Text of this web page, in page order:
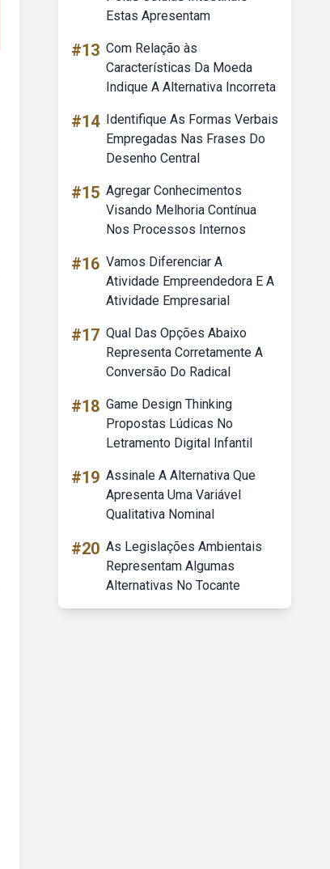
Estas Apresentam
#13 Com Relação às
Características Da Moeda
Indique A Alternativa Incorreta
#14 Identifique As Formas Verbais
Empregadas Nas Frases Do
Desenho Central
#15 Agregar Conhecimentos
Visando Melhoria Contínua
Nos Processos Internos
#16 Vamos Diferenciar A
Atividade Empreendedora E A
Atividade Empresarial
#17 Qual Das Opções Abaixo
Representa Corretamente A
Conversão Do Radical
#18 Game Design Thinking
Propostas Lúdicas No
Letramento Digital Infantil
#19 Assinale A Alternativa Que
Apresenta Uma Variável
Qualitativa Nominal
#20 As Legislações Ambientais
Representam Algumas
Alternativas No Tocante